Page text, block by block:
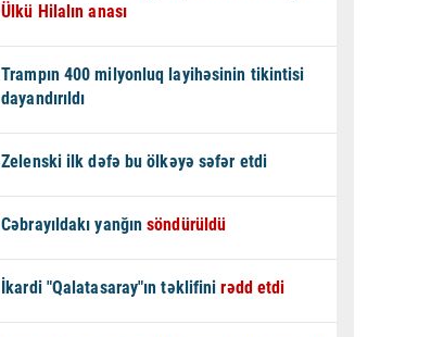
Ülkü Hilalın anası
Trampın 400 milyonluq layihəsinin tikintisi
dayandırıldı
Zelenski ilk dəfə bu ölkəyə səfər etdi
Cəbrayıldakı yanğınsöndürüldü
İkardi "Qalatasaray"ın təklifinirədd etdi